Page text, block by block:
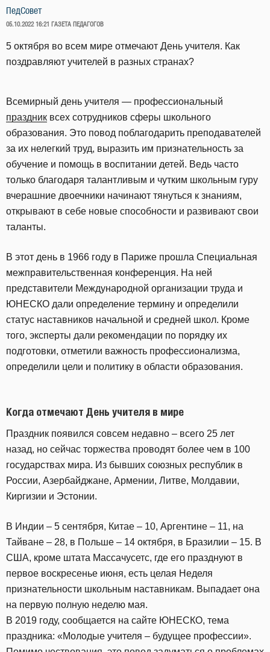
ПедСовет
ОПУБЛИКОВАНО
05.10.2022 16:21 ГАЗЕТА ПЕДАГОГОВ
5 октября во всем мире отмечают День учителя. Как
поздравляют учителей в разных странах?
Всемирный день учителя — профессиональный
праздник всех сотрудников сферы школьного
образования. Это повод поблагодарить преподавателей
за их нелегкий труд, выразить им признательность за
обучение и помощь в воспитании детей. Ведь часто
только благодаря талантливым и чутким школьным гуру
вчерашние двоечники начинают тянуться к знаниям,
открывают в себе новые способности и развивают свои
таланты.
В этот день в 1966 году в Париже прошла Специальная
межправительственная конференция. На ней
представители Международной организации труда и
ЮНЕСКО дали определение термину и определили
статус наставников начальной и средней школ. Кроме
того, эксперты дали рекомендации по порядку их
подготовки, отметили важность профессионализма,
определили цели и политику в области образования.
Когда отмечают День учителя в мире
Праздник появился совсем недавно – всего 25 лет
назад, но сейчас торжества проводят более чем в 100
государствах мира. Из бывших союзных республик в
России, Азербайджане, Армении, Литве, Молдавии,
Киргизии и Эстонии.
В Индии – 5 сентября, Китае – 10, Аргентине – 11, на
Тайване – 28, в Польше – 14 октября, в Бразилии – 15. В
США, кроме штата Массачусетс, где его празднуют в
первое воскресенье июня, есть целая Неделя
признательности школьным наставникам. Выпадает она
на первую полную неделю мая.
В 2019 году, сообщается на сайте ЮНЕСКО, тема
праздника: «Молодые учителя – будущее профессии».